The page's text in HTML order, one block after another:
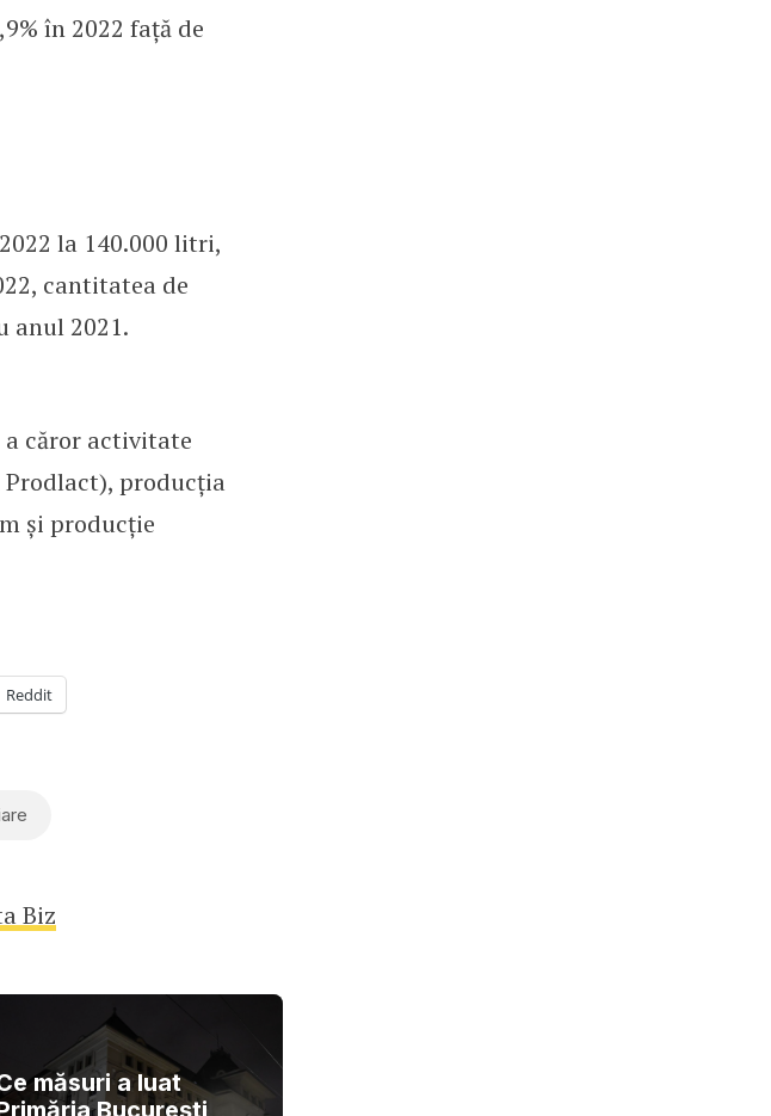
în 2022 față de
la 140.000 litri,
cantitatea de
anul 2021.
a căror activitate
producția
și producție
Reddit
Biz
măsuri a luat
București